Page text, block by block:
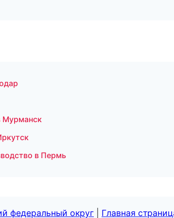
Мурманск
в Пермь
федеральный округ Главная